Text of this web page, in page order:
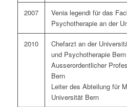
2007
Venia legendi für das
Psychotherapie an der
2010
Chefarzt an der
und Psychotherapie Bern
Ausserordentlicher
Bern
Leiter des Abteilung für
Universität Bern